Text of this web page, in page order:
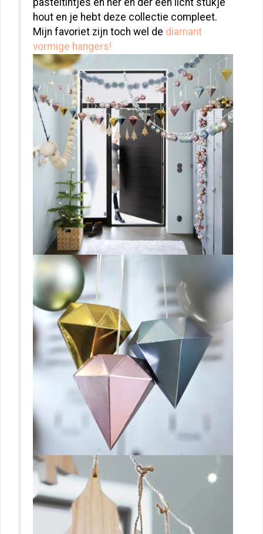
hout en je hebt deze collectie compleet.
Mijn favoriet zijn toch wel de diamant
vormige hangers!